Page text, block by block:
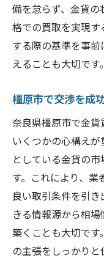
備を怠らず、金貨
格での買取を実現
する際の基準を事
えることも大切です。
橿原市で交渉を成
奈良県橿原市で金貨
いくつかの心構え
としている金貨の
す。これにより、業
良い取引条件を引
きる情報源から相
築くことも大切で
の主張をしっかり